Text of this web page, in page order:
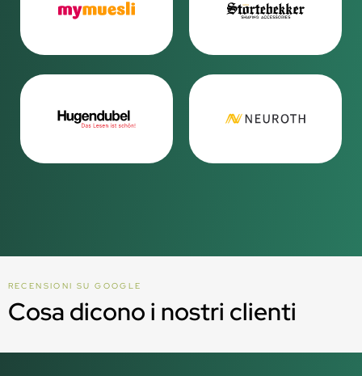
RECENSIONI SU GOOGLE
Cosa dicono i nostri clienti